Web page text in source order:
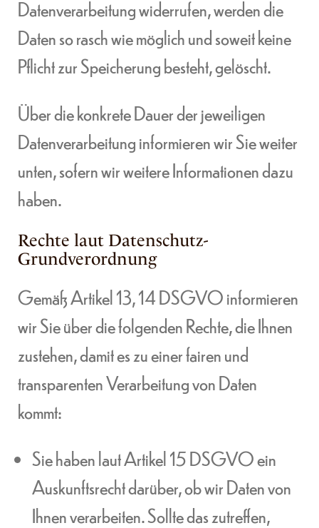
Datenverarbeitung widerrufen, werden die
Daten so rasch wie möglich und soweit keine
Pflicht zur Speicherung besteht, gelöscht.
Über die konkrete Dauer der jeweiligen
Datenverarbeitung informieren wir Sie weiter
unten, sofern wir weitere Informationen dazu
haben.
Rechte laut Datenschutz-
Grundverordnung
Gemäß Artikel 13, 14 DSGVO informieren
wir Sie über die folgenden Rechte, die Ihnen
zustehen, damit es zu einer fairen und
transparenten Verarbeitung von Daten
kommt:
Sie haben laut Artikel 15 DSGVO ein
Auskunftsrecht darüber, ob wir Daten von
Ihnen verarbeiten. Sollte das zutreffen,